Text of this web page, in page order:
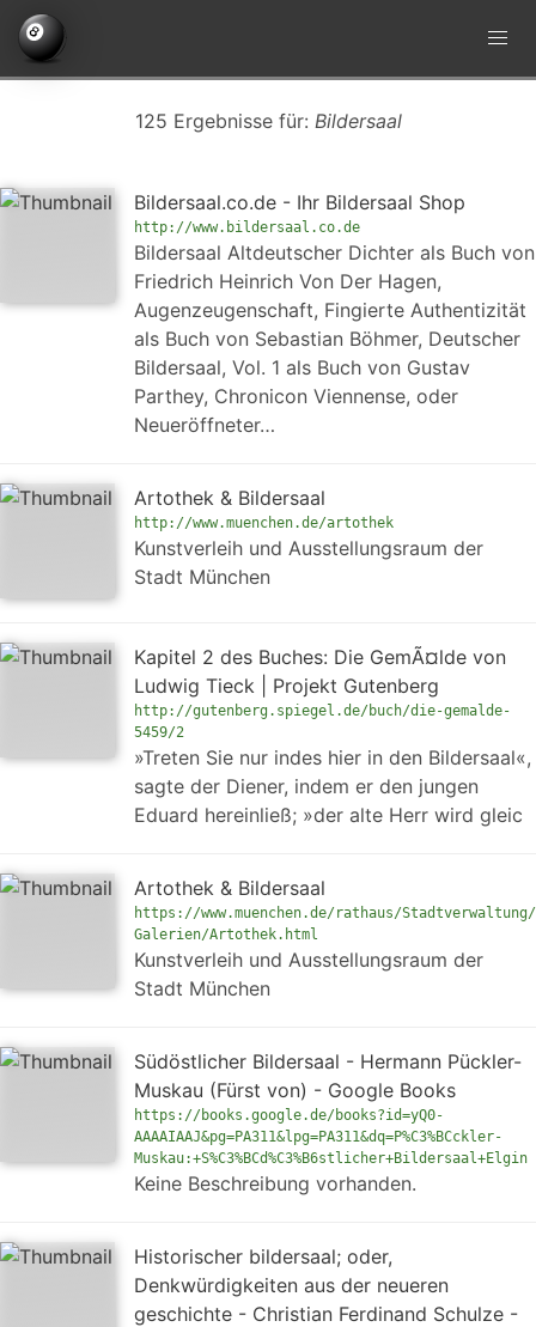
125 Ergebnisse für: Bildersaal
Bildersaal.co.de - Ihr Bildersaal Shop
http://www.bildersaal.co.de
Bildersaal Altdeutscher Dichter als Buch von
Friedrich Heinrich Von Der Hagen,
Augenzeugenschaft, Fingierte Authentizität
als Buch von Sebastian Böhmer, Deutscher
Bildersaal, Vol. 1 als Buch von Gustav
Parthey, Chronicon Viennense, oder
Neueröffneter…
Artothek & Bildersaal
http://www.muenchen.de/artothek
Kunstverleih und Ausstellungsraum der
Stadt München
Kapitel 2 des Buches: Die GemÃ¤lde von
Ludwig Tieck | Projekt Gutenberg
http://gutenberg.spiegel.de/buch/die-gemalde-
5459/2
»Treten Sie nur indes hier in den Bildersaal«,
sagte der Diener, indem er den jungen
Eduard hereinließ; »der alte Herr wird gleic
Artothek & Bildersaal
https://www.muenchen.de/rathaus/
Galerien/Artothek.html
Kunstverleih und Ausstellungsraum der
Stadt München
Südöstlicher Bildersaal - Hermann Pückler-
Muskau (Fürst von) - Google Books
https://books.google.de/books?id=yQ0-
AAAAIAAJ&pg=PA311&lpg=PA311&dq=P%C3%BCckler-
Muskau:+S%C3%BCd%C3%B6stlicher+Bildersaal+Elgin
Keine Beschreibung vorhanden.
Historischer bildersaal; oder,
Denkwürdigkeiten aus der neueren
geschichte - Christian Ferdinand Schulze -